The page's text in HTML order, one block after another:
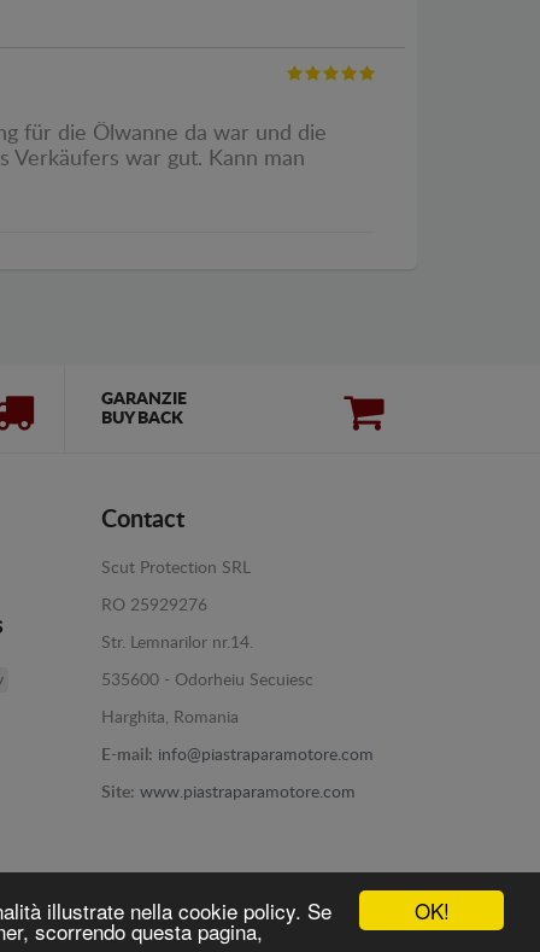
OK!
illustrate nella cookie policy. Se
scorrendo questa pagina,
für die Ölwanne da war und die
Verkäufers war gut. Kann man
GARANZIE
BUY BACK
Contact
Scut Protection SRL
RO 25929276
Str. Lemnarilor nr.14.
535600 - Odorheiu Secuiesc
Harghita, Romania
E-mail: info@piastraparamotore.com
Site: www.piastraparamotore.com